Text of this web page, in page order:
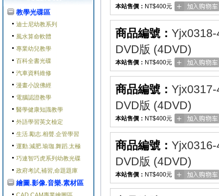
教學光碟區
迪士尼幼教系列
風水算命軟體
專業幼兒教學
百科全書光碟
汽車資料維修
漫畫小說佛經
電腦認證教學
醫學健康知識教學
外語學習英文檢定
生活.勵志.相聲.企管學習
運動.減肥.瑜珈.舞蹈.太極
巧連智巧虎系列幼教光碟
政府考試,補習,命題題庫
繪圖.影像.音樂.素材區
本站售價： NT$400元
商品編號： Yjx0318-
DVD版 (4DVD)
本站售價： NT$400元
商品編號： Yjx0317-
DVD版 (4DVD)
本站售價： NT$400元
商品編號： Yjx0316-
DVD版 (4DVD)
本站售價： NT$400元